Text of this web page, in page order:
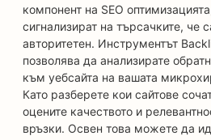
компонент на SEO
сигнализират на търсачките, че
авторитетен. Инструментът
позволява да анализирате
към уебсайта на вашата
Като разберете кои сайтове
оцените качеството и
връзки. Освен това можете да